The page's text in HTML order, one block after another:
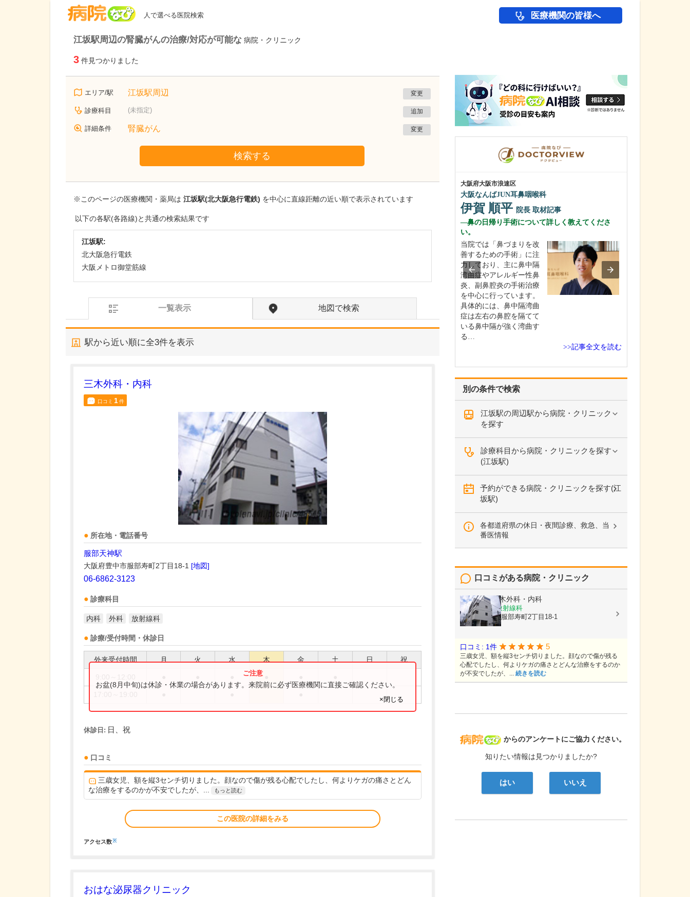
人で選べる医院検索 医療機関の皆様へ
江坂駅周辺の腎臓がんの治療/対応が可能な 病院・クリニック
3 件見つかりました
エリア/駅 江坂駅周辺 変更
診療科目 (未指定) 追加
詳細条件 腎臓がん 変更
検索する
※このページの医療機関・薬局は 江坂駅(北大阪急行電鉄) を中心に直線距離の近い順で表示されています
以下の各駅(各路線)と共通の検索結果です
江坂駅:
北大阪急行電鉄
大阪メトロ御堂筋線
一覧表示 地図で検索
駅から近い順に全3件を表示
三木外科・内科
口コミ 1件
所在地・電話番号
服部天神駅
大阪府豊中市服部寿町2丁目18-1 [地図]
06-6862-3123
診療科目
内科 外科 放射線科
診療/受付時間・休診日
外来受付時間 月 火 水 木 金 土 日 祝
お盆(8月中旬)は休診・休業の場合があります。来院前に必ず医療機関に直接ご確認ください。
×閉じる
休診日: 日、祝
口コミ
三歳女児、額を縦3センチ切りました。顔なので傷が残る心配でしたし、何よりケガの痛さとどん
な治療をするのかが不安でしたが、...
もっと読む
この医院の詳細をみる
アクセス数※
おはな泌尿器クリニック
別の条件で検索
江坂駅の周辺駅から病院・クリニック
を探す
診療科目から病院・クリニックを探す
(江坂駅)
予約ができる病院・クリニックを探す(江
坂駅)
各都道府県の休日・夜間診療、救急、当
番医情報
病院なび
からのアンケートにご協力ください。
知りたい情報は見つかりましたか?
はい いいえ
口コミがある病院・クリニック
医療法人三木外科・内科
内科, 外科, 放射線科
大阪府豊中市服部寿町2丁目18-1
口コミ: 1件 5
三歳女児、額を縦3センチ切りました。顔なので傷が残る
心配でしたし、何よりケガの痛さとどんな治療をするのか
が不安でしたが、... 続きを読む
大阪府吹田市
千里北在宅クリニック
か?
や間質性肺炎の末期で大
学病院や基幹病院での治
要とされる患者さんも多
大阪府大阪市浪速区
大阪なんばJUN耳鼻咽喉科
伊賀 順平 院長 取材記事
鼻の日帰り手術について詳しく教えてくださ
い。
当院では「鼻づまりを改
善するための手術」に注
力しており、主に鼻中隔
湾曲症やアレルギー性鼻
炎、副鼻腔炎の手術治療
を中心に行っています。
具体的には、鼻中隔湾曲
症は左右の鼻腔を隔てて
いる鼻中隔が強く湾曲す
る…
>>記事全文を読む